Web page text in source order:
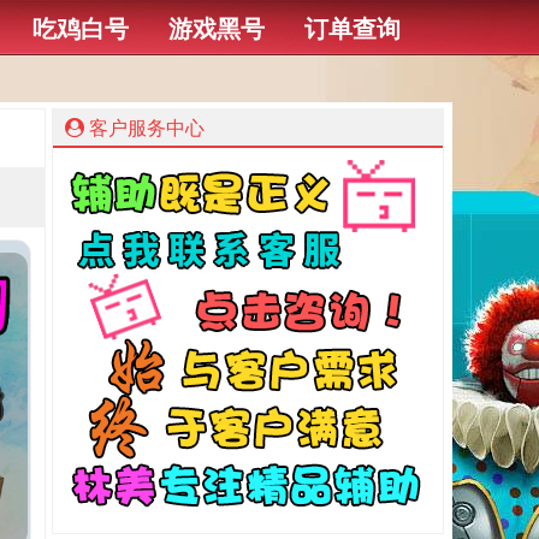
吃鸡白号 游戏黑号 订单查询
客户服务中心